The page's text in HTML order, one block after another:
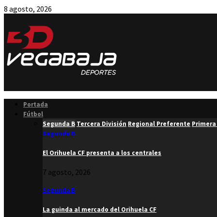
8 agosto, 2026
Portada
Fútbol
Segunda B Tercera División Regional Preferente
Segunda B
El Orihuela CF presenta a los centrales
7 agosto, 2026
Segunda B
La guinda al mercado del Orihuela CF